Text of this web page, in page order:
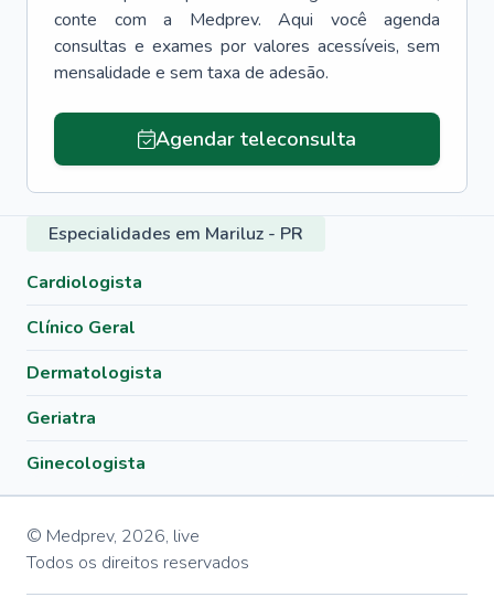
conte com a Medprev. Aqui você agenda
consultas e exames por valores acessíveis, sem
mensalidade e sem taxa de adesão.
Agendar teleconsulta
Especialidades em Mariluz - PR
Cardiologista
Clínico Geral
Dermatologista
Geriatra
Ginecologista
© Medprev, 2026, live
Todos os direitos reservados